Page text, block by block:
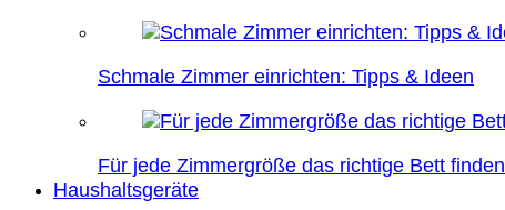
Schmale Zimmer einrichten: Tipps & Ideen
Für jede Zimmergröße das richtige Bett finden
Haushaltsgeräte